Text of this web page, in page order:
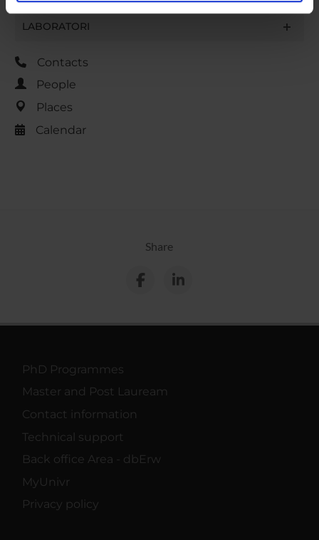
con altre informazioni che hai fornito loro o che hanno
raccolto dal tuo utilizzo dei loro servizi.
LABORATORI
Contacts
People
Places
Calendar
Share
PhD Programmes
Master and Post Lauream
Contact information
Technical support
Back office Area - dbErw
MyUnivr
Privacy policy